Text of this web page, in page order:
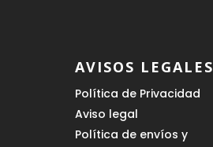
AVISOS LEGALES
Política de Privacidad
Aviso legal
Política de envíos y